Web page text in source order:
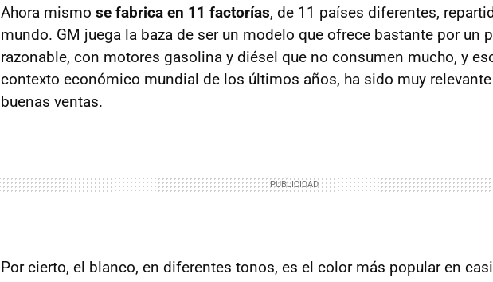
Ahora mismo se fabrica en 11 factorías, de 11 países diferentes,
mundo. GM juega la baza de ser un modelo que ofrece bastante por un
razonable, con motores gasolina y diésel que no consumen mucho, y
contexto económico mundial de los últimos años, ha sido muy
buenas ventas.
Por cierto, el blanco, en diferentes tonos, es el color más popular en